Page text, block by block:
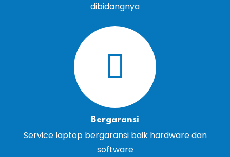
dibidangnya
Bergaransi
Service laptop bergaransi baik hardware dan
software